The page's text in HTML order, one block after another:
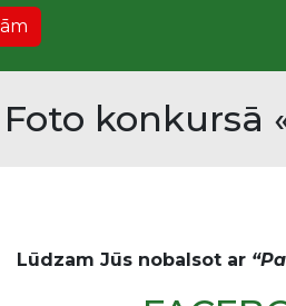
konkursā
Lūdzam Jūs nobalsot ar